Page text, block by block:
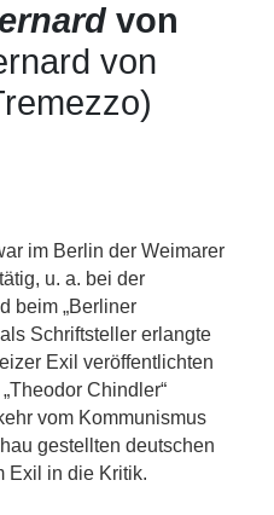
von
von
im Berlin der Weimarer
u. a. bei der
beim „Berliner
Schriftsteller erlangte
Exil veröffentlichten
Chindler“
vom Kommunismus
gestellten deutschen
Exil in die Kritik.